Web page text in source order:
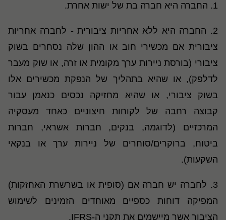
1. החברה היא חברה בת של ישות אחרת.
2. החברה היא ללא אחריות ציבורית - לחברה אחריות
ציבורית אם מכשירי חוב או ההון שלה נסחרים בשוק
ציבורי (בורסת ניירות ערך מקומית או זרה, או שוק מעבר
לדלפק), או שהיא בתהליך של הנפקת מכשירים אלו
בשוק ציבורי, או שהיא מחזיקה נכסים כנאמן עבור
קבוצה רחבה של לקוחות חיצוניים כאחד מעסקיה
המרכזיים (לדוגמה, בנקים, חברות אשראי, חברות
ביטוח, ברוקרים/סוחרים של ניירות ערך או בנקאי
השקעות).
3. לחברה יש חברה אם (סופית או בשרשרת האחזקות)
המפיקה דוחות כספיים מאוחדים הזמינים לשימוש
הציבור אשר מיישמים את תקני ה-IFRS.